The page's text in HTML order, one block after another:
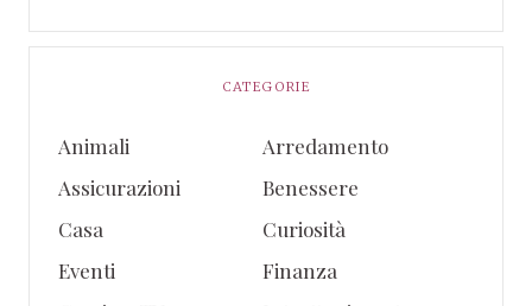
CATEGORIE
Animali
Arredamento
Assicurazioni
Benessere
Casa
Curiosità
Eventi
Finanza